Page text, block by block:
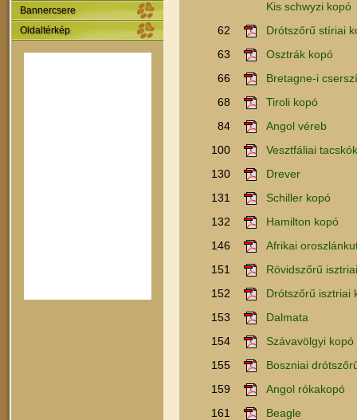
Bannercsere
Oldaltérkép
Kis schwyzi kopó
62
Drótszőrű stíriai
63
Osztrák kopó
66
Bretagne-i
68
Tiroli kopó
84
Angol véreb
100
Vesztfáliai
130
Drever
131
Schiller kopó
132
Hamilton kopó
146
Afrikai
151
Rövidszőrű
152
Drótszőrű isztriai
153
Dalmata
154
Szávavölgyi kopó
155
Boszniai
159
Angol rókakopó
161
Beagle